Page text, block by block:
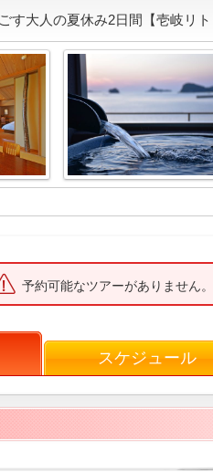
す大人の夏休み2日間【壱岐リ
予約可能なツアーがありません。
スケジュール